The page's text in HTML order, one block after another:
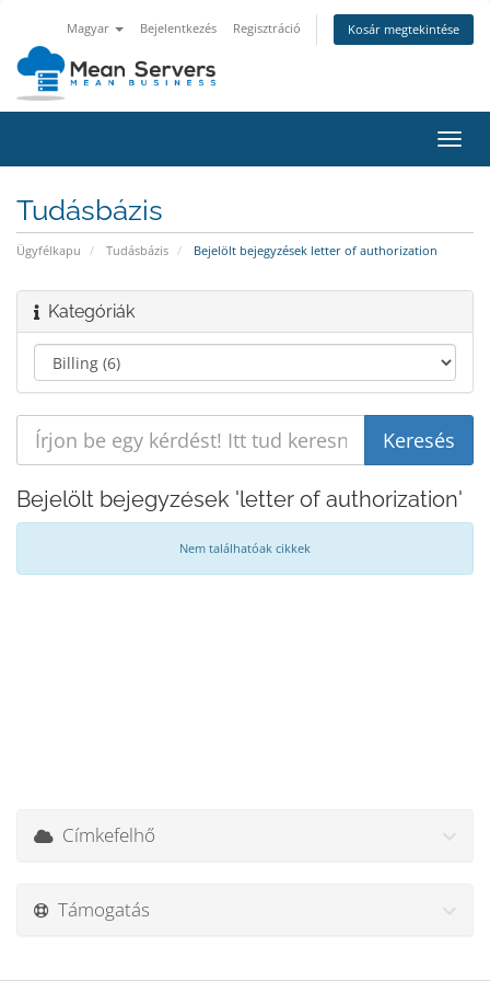
Magyar Bejelentkezés Regisztráció Kosár megtekintése
a
Tudásbázis
Ügyfélkapu Tudásbázis Bejelölt bejegyzések letter of authorization
Kategóriák
Bejelölt bejegyzések 'letter of authorization'
Nem találhatóak cikkek
Címkefelhő
Támogatás